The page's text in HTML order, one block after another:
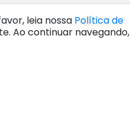
leia nossa Política de
Ao continuar navegando,